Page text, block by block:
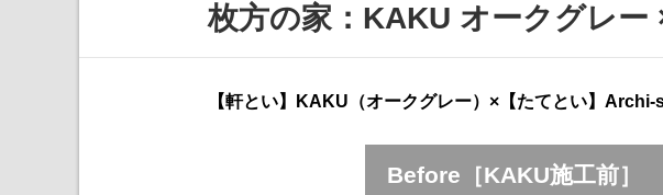
枚方の家：KAKU オークグレ
【軒とい】KAKU（オークグレー）×【たてとい】Archi-
Before［KAKU施工前］